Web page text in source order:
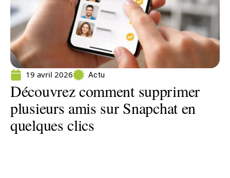
19 avril 2026 Actu
Découvrez comment supprimer
plusieurs amis sur Snapchat en
quelques clics